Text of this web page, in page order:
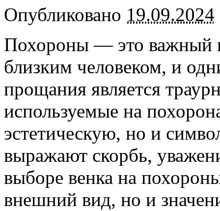
Опубликовано 19.09.2024
Похороны — это важный
близким человеком, и
прощания является
используемые на
эстетическую, но и
выражают скорбь,
выборе венка на
внешний вид, но и